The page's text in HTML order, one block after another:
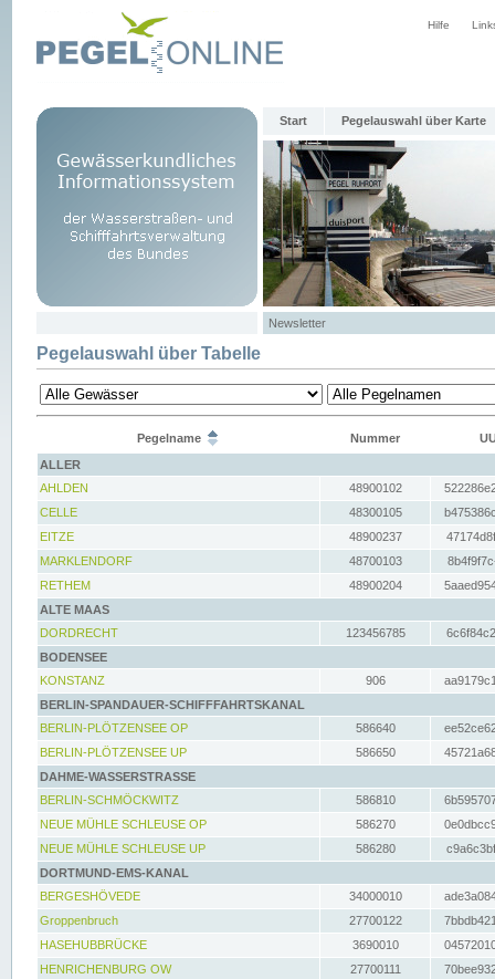
Hilfe
Start Pegelauswahl über Karte
Newsletter
Pegelauswahl über Tabelle
Pegelname Nummer
ALLER
AHLDEN
48900102
CELLE
48300105
EITZE
48900237
MARKLENDORF
48700103
RETHEM
48900204
ALTE MAAS
DORDRECHT
123456785
BODENSEE
KONSTANZ
906
BERLIN-SPANDAUER-SCHIFFFAHRTSKANAL
BERLIN-PLÖTZENSEE OP
586640
BERLIN-PLÖTZENSEE UP
586650
DAHME-WASSERSTRASSE
BERLIN-SCHMÖCKWITZ
586810
NEUE MÜHLE SCHLEUSE OP
586270
NEUE MÜHLE SCHLEUSE UP
586280
DORTMUND-EMS-KANAL
BERGESHÖVEDE
34000010
Groppenbruch
27700122
HASEHUBBRÜCKE
3690010
HENRICHENBURG OW
27700111